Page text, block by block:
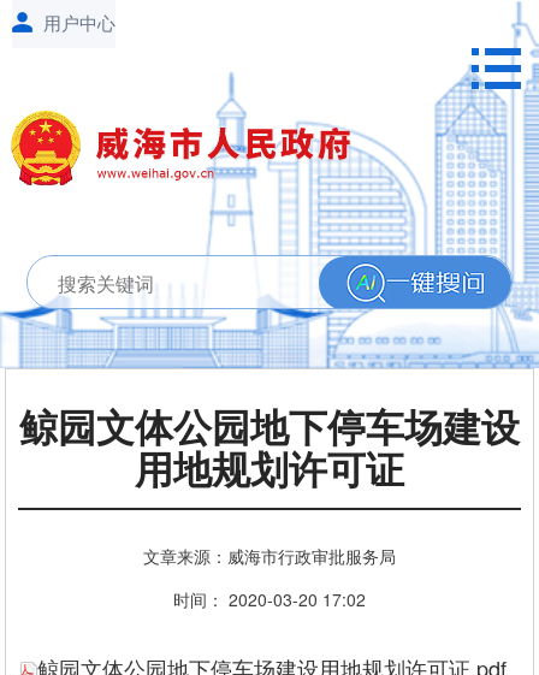
鲸园文体公园地下停车场建设
用地规划许可证
文章来源：威海市行政审批服务局
时间： 2020-03-20 17:02
鲸园文体公园地下停车场建设用地规划许可证.pdf